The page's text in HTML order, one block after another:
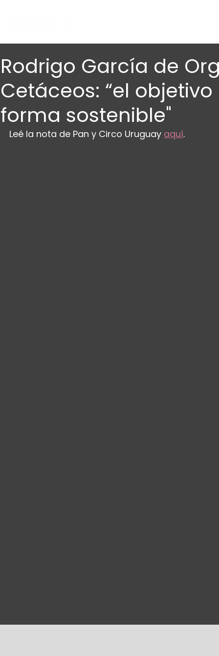
Rodrigo García de
Cetáceos: “el
forma sostenible"
Leé la nota de Pan y Circo Uruguay aquí.